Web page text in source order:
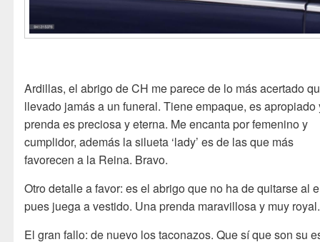
Ardillas, el abrigo de CH me parece de lo más acertado
llevado jamás a un funeral. Tiene empaque, es apropiado
prenda es preciosa y eterna. Me encanta por femenino y
cumplidor, además la silueta ‘lady’ es de las que más
favorecen a la Reina. Bravo.
Otro detalle a favor: es el abrigo que no ha de quitarse al
pues juega a vestido. Una prenda maravillosa y muy royal.
El gran fallo: de nuevo los taconazos. Que sí que son su